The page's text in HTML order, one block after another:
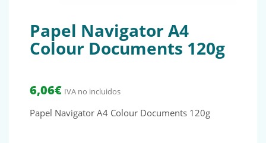
Papel Navigator A4
Colour Documents 120g
6,06€ IVA no incluidos
Papel Navigator A4 Colour Documents 120g